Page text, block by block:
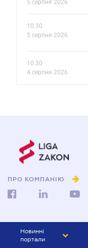
5 серпня 2026
10.30
5 серпня 2026
10.30
4 серпня 2026
ПРО КОМПАНІЮ
Новинні
портали